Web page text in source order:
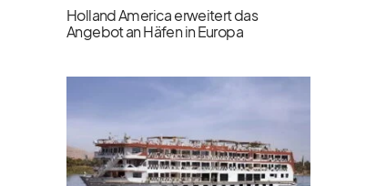
Holland America erweitert das
Angebot an Häfen in Europa